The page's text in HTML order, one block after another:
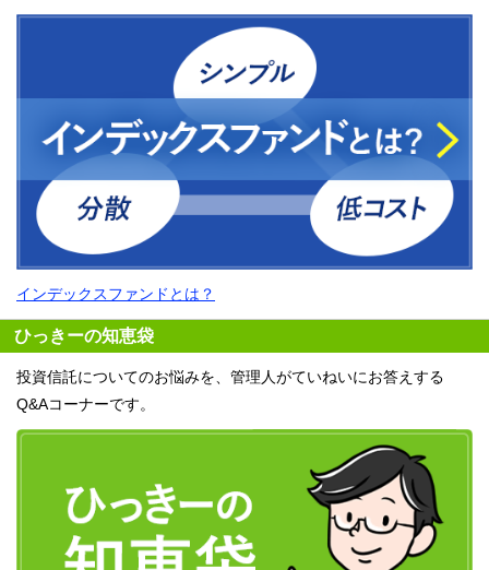
インデックスファンドとは？
ひっきーの知恵袋
投資信託についてのお悩みを、管理人がていねいにお答えする
Q&Aコーナーです。